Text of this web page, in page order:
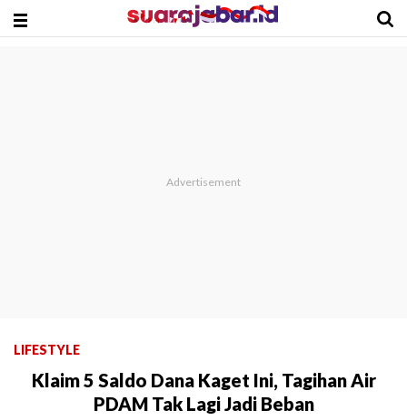
LIFESTYLE
Klaim 5 Saldo Dana Kaget Ini, Tagihan Air
PDAM Tak Lagi Jadi Beban